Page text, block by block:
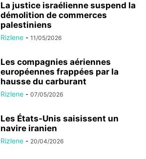
La justice israélienne suspend la
démolition de commerces
palestiniens
Rizlene - 11/05/2026
Les compagnies aériennes
européennes frappées par la
hausse du carburant
Rizlene - 07/05/2026
Les États-Unis saisissent un
navire iranien
Rizlene - 20/04/2026